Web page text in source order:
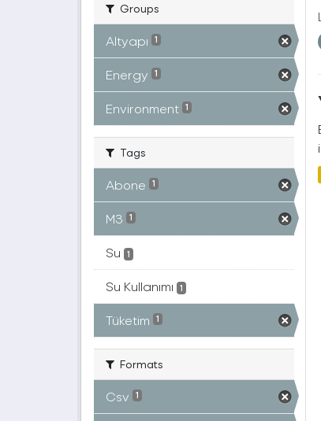
Groups
Altyapı 1
Energy 1
Environment 1
Tags
Abone 1
M3 1
Su 1
Su Kullanımı 1
Tüketim 1
Formats
Csv 1